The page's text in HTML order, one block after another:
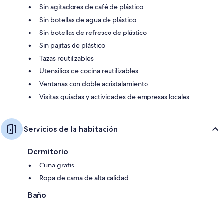
Sin agitadores de café de plástico
Sin botellas de agua de plástico
Sin botellas de refresco de plástico
Sin pajitas de plástico
Tazas reutilizables
Utensilios de cocina reutilizables
Ventanas con doble acristalamiento
Visitas guiadas y actividades de empresas locales
Servicios de la habitación
Dormitorio
Cuna gratis
Ropa de cama de alta calidad
Baño